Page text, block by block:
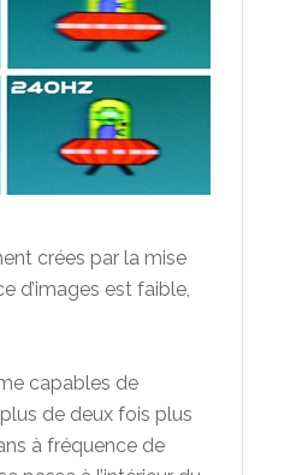
crées par la mise
d’images est faible,
capables de
de deux fois plus
à fréquence de